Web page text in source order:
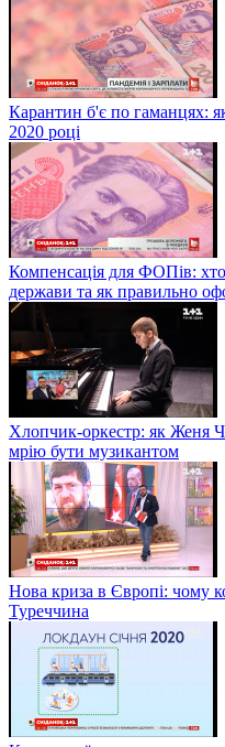
Карантин б'є по гаманцях:
2020 році
Компенсація для ФОПів:
держави та як правильно
Хлопчик-оркестр: як Женя
мрію бути музикантом
Нова криза в Європі: чому
Туреччина